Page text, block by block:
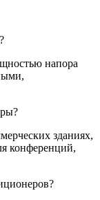
напора
зданиях,
конференций,